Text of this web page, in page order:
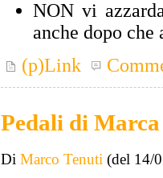
NON vi
anche dopo
(p)Link
Pedali di
Di Marco Tenuti (del 14/